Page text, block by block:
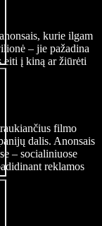
kurie ilgam
– jie pažadina
eiti į kiną ar žiūrėti
filmo
dalis. Anonsais
– socialiniuose
reklamos